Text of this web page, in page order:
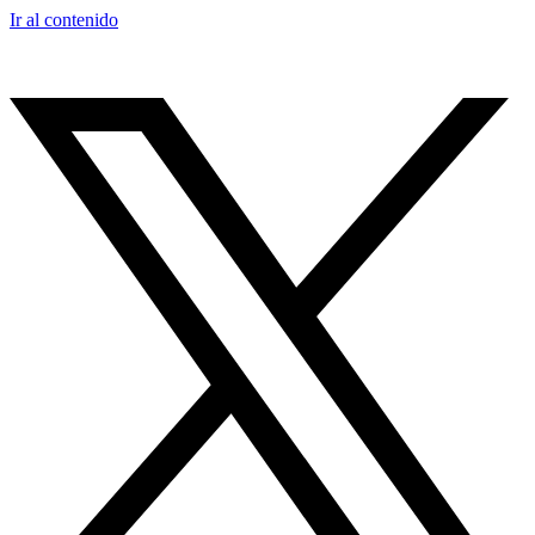
Ir al contenido